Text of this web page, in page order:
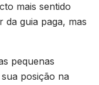
mais sentido
da guia paga, mas
pequenas
posição na